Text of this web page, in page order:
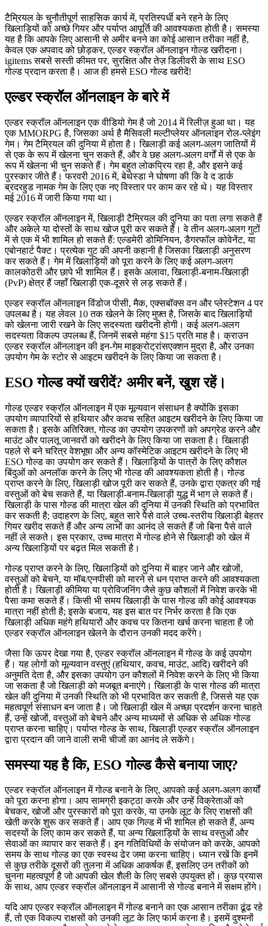
टैम्रियल के चुनौतीपूर्ण साहसिक कार्य में, प्रतिस्पर्धी बने रहने के लिए
खिलाड़ियों को अच्छे गियर और पर्याप्त आपूर्ति की आवश्यकता होती है। समस्या
यह है कि आपके लिए आसानी से अमीर बनने का कोई आसान तरीका नहीं है,
केवल एक अपवाद को छोड़कर, एल्डर स्क्रॉल ऑनलाइन गोल्ड खरीदना।
igitems सबसे सस्ती कीमत पर, सुरक्षित और तेज़ डिलीवरी के साथ ESO
गोल्ड प्रदान करता है। आज ही हमसे ESO गोल्ड खरीदें!
एल्डर स्क्रॉल ऑनलाइन के बारे में
एल्डर स्क्रॉल ऑनलाइन एक वीडियो गेम है जो 2014 में रिलीज़ हुआ था। यह
एक MMORPG है, जिसका अर्थ है मैसिवली मल्टीप्लेयर ऑनलाइन रोल-प्लेइंग
गेम। गेम टैम्रियल की दुनिया में होता है। खिलाड़ी कई अलग-अलग जातियों में
से एक के रूप में खेलना चुन सकते हैं, और वे छह अलग-अलग वर्गों में से एक के
रूप में खेलना भी चुन सकते हैं। गेम बहुत लोकप्रिय रहा है, और इसने कई
पुरस्कार जीते हैं। फरवरी 2016 में, बेथेस्डा ने घोषणा की कि वे द डार्क
ब्रदरहुड नामक गेम के लिए एक नए विस्तार पर काम कर रहे थे। यह विस्तार
मई 2016 में जारी किया गया था।
एल्डर स्क्रॉल ऑनलाइन में, खिलाड़ी टैम्रियल की दुनिया का पता लगा सकते हैं
और अकेले या दोस्तों के साथ खोज पूरी कर सकते हैं। वे तीन अलग-अलग गुटों
में से एक में भी शामिल हो सकते हैं: एल्डमेरी डोमिनियन, डैगरफॉल कोवेनेंट, या
एबोनहार्ट पैक्ट। प्रत्येक गुट की अपनी कहानी है जिसका खिलाड़ी अनुसरण
कर सकते हैं। गेम में खिलाड़ियों को पूरा करने के लिए कई अलग-अलग
कालकोठरी और छापे भी शामिल हैं। इसके अलावा, खिलाड़ी-बनाम-खिलाड़ी
(PvP) क्षेत्र हैं जहाँ खिलाड़ी एक-दूसरे से लड़ सकते हैं।
एल्डर स्क्रॉल ऑनलाइन विंडोज पीसी, मैक, एक्सबॉक्स वन और प्लेस्टेशन 4 पर
उपलब्ध है। यह लेवल 10 तक खेलने के लिए मुफ़्त है, जिसके बाद खिलाड़ियों
को खेलना जारी रखने के लिए सदस्यता खरीदनी होगी। कई अलग-अलग
सदस्यता विकल्प उपलब्ध हैं, जिनमें सबसे महंगा $15 प्रति माह है। क्राउन
एल्डर स्क्रॉल ऑनलाइन की इन-गेम माइक्रोट्रांसएक्शन मुद्रा है, और उनका
उपयोग गेम के स्टोर से आइटम खरीदने के लिए किया जा सकता है।
ESO गोल्ड क्यों खरीदें? अमीर बनें, खुश रहें।
गोल्ड एल्डर स्क्रॉल ऑनलाइन में एक मूल्यवान संसाधन है क्योंकि इसका
उपयोग व्यापारियों से हथियार और कवच सहित आइटम खरीदने के लिए किया जा
सकता है। इसके अतिरिक्त, गोल्ड का उपयोग उपकरणों को अपग्रेड करने और
माउंट और पालतू जानवरों को खरीदने के लिए किया जा सकता है। खिलाड़ी
पहले से बने चरित्र वेशभूषा और अन्य कॉस्मेटिक आइटम खरीदने के लिए भी
ESO गोल्ड का उपयोग कर सकते हैं। खिलाड़ियों के पात्रों के लिए कौशल
बिंदुओं को अनलॉक करने के लिए भी गोल्ड की आवश्यकता होती है। गोल्ड
प्राप्त करने के लिए, खिलाड़ी खोज पूरी कर सकते हैं, उनके द्वारा एकत्र की गई
वस्तुओं को बेच सकते हैं, या खिलाड़ी-बनाम-खिलाड़ी युद्ध में भाग ले सकते हैं।
खिलाड़ी के पास गोल्ड की मात्रा खेल की दुनिया में उनकी स्थिति को प्रभावित
कर सकती है; उदाहरण के लिए, बहुत सारे पैसे वाले उच्च-स्तरीय खिलाड़ी बेहतर
गियर खरीद सकते हैं और अन्य लाभों का आनंद ले सकते हैं जो बिना पैसे वाले
नहीं ले सकते। इस प्रकार, उच्च मात्रा में गोल्ड होने से खिलाड़ी को खेल में
अन्य खिलाड़ियों पर बढ़त मिल सकती है।
गोल्ड प्राप्त करने के लिए, खिलाड़ियों को दुनिया में बाहर जाने और खोजों,
वस्तुओं को बेचने, या मॉब/एनपीसी को मारने से धन प्राप्त करने की आवश्यकता
होती है। खिलाड़ी कीमिया या प्रोविजनिंग जैसे कुछ कौशलों में निवेश करके भी
पैसा कमा सकते हैं। किसी भी समय खिलाड़ी के पास गोल्ड की कोई आवश्यक
मात्रा नहीं होती है; इसके बजाय, यह इस बात पर निर्भर करता है कि एक
खिलाड़ी अधिक महंगे हथियारों और कवच पर कितना खर्च करना चाहता है जो
एल्डर स्क्रॉल ऑनलाइन खेलने के दौरान उनकी मदद करेंगे।
जैसा कि ऊपर देखा गया है, एल्डर स्क्रॉल ऑनलाइन में गोल्ड के कई उपयोग
हैं। यह लोगों को मूल्यवान वस्तुएं (हथियार, कवच, माउंट, आदि) खरीदने की
अनुमति देता है, और इसका उपयोग उन कौशलों में निवेश करने के लिए भी किया
जा सकता है जो खिलाड़ी को मजबूत बनाएंगे। खिलाड़ी के पास गोल्ड की मात्रा
खेल की दुनिया में उनकी स्थिति को भी प्रभावित कर सकती है, जिससे यह एक
महत्वपूर्ण संसाधन बन जाता है। जो खिलाड़ी खेल में अच्छा प्रदर्शन करना चाहते
हैं, उन्हें खोजों, वस्तुओं को बेचने और अन्य माध्यमों से अधिक से अधिक गोल्ड
प्राप्त करना चाहिए। पर्याप्त गोल्ड के साथ, खिलाड़ी एल्डर स्क्रॉल ऑनलाइन
द्वारा प्रदान की जाने वाली सभी चीजों का आनंद ले सकेंगे।
समस्या यह है कि, ESO गोल्ड कैसे बनाया जाए?
एल्डर स्क्रॉल ऑनलाइन में गोल्ड बनाने के लिए, आपको कई अलग-अलग कार्यों
को पूरा करना होगा। आप सामग्री इकट्ठा करके और उन्हें विक्रेताओं को
बेचकर, खोजों और पुरस्कारों को पूरा करके, या उनके लूट के लिए राक्षसों की
खेती करके शुरू कर सकते हैं। आप एक गिल्ड में भी शामिल हो सकते हैं, अन्य
सदस्यों के लिए काम कर सकते हैं, या अन्य खिलाड़ियों के साथ वस्तुओं और
सेवाओं का व्यापार कर सकते हैं। इन गतिविधियों के संयोजन को करके, आपको
समय के साथ गोल्ड का एक स्वस्थ ढेर जमा करना चाहिए। ध्यान रखें कि इनमें
से कुछ तरीके दूसरों की तुलना में अधिक आकर्षक हैं, इसलिए उन तरीकों को
चुनना महत्वपूर्ण है जो आपकी खेल शैली के लिए सबसे उपयुक्त हों। कुछ प्रयास
के साथ, आप एल्डर स्क्रॉल ऑनलाइन में आसानी से गोल्ड बनाने में सक्षम होंगे।
यदि आप एल्डर स्क्रॉल ऑनलाइन में गोल्ड बनाने का एक आसान तरीका ढूंढ रहे
हैं, तो एक विकल्प राक्षसों को उनकी लूट के लिए फार्म करना है। इसमें दुश्मनों